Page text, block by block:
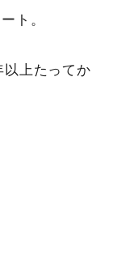
ト。
以上たってか